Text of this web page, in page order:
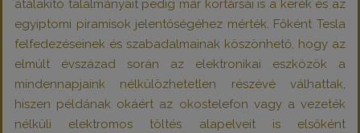
átalakító találmányait pedig már kortársai is a kerék és az
egyiptomi piramisok jelentőségéhez mérték. Főként Tesla
felfedezéseinek és szabadalmainak köszönhető, hogy az
elmúlt évszázad során az elektronikai eszközök a
mindennapjaink nélkülözhetetlen részévé válhattak,
hiszen példának okáért az okostelefon vagy a vezeték
nélküli elektromos töltés alapelveit is elsőként